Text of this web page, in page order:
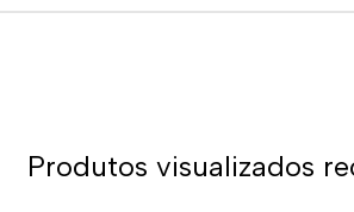
Produtos visualizados